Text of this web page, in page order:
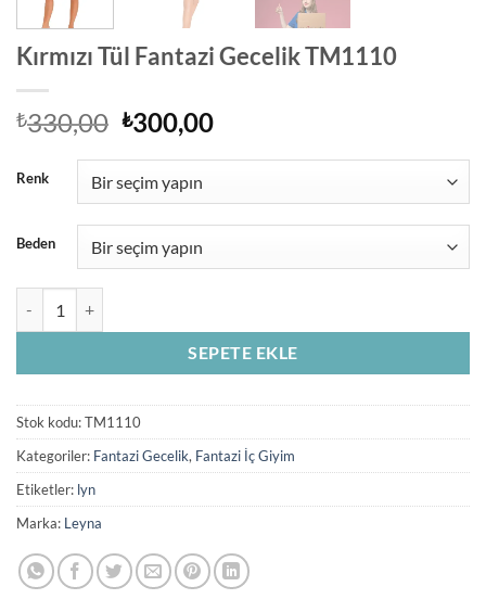
Kırmızı Tül Fantazi Gecelik TM1110
₺330,00 Orijinal
fiyat:
₺330,00.
₺300,00Şu
₺300,00.
Renk
Beden
SEPETE EKLE
Stok kodu:TM1110
Kategoriler: Fantazi Gecelik, Fantazi İç Giyim
Etiketler: lyn
Marka: Leyna